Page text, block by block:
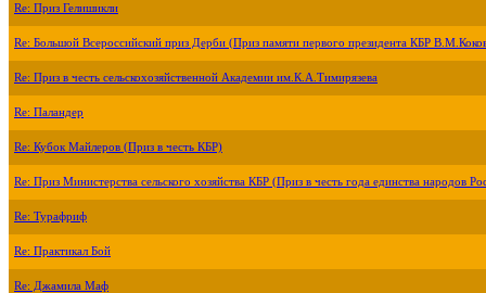
Re: Приз Гелишикли
Re: Большой Всероссийский приз Дерби (Приз памяти первого президента КБР
Re: Приз в честь сельскохозяйственной Академии им.К.А.Тимирязева
Re: Паландер
Re: Кубок Майлеров (Приз в честь КБР)
Re: Приз Министерства сельского хозяйства КБР (Приз в честь года единства народов
Re: Турафриф
Re: Практикал Бой
Re: Джамила Маф